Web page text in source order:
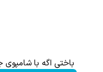
باختی اگه با